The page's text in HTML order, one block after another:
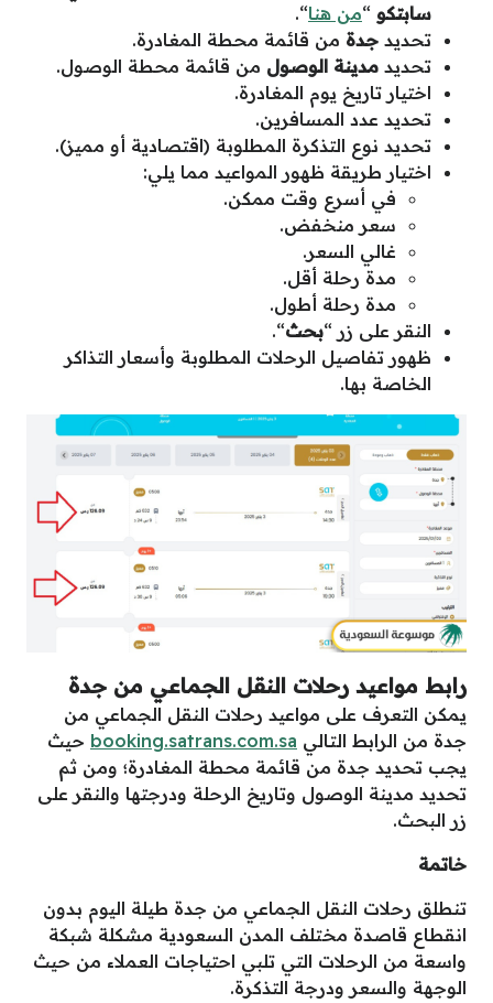
سابتكو “من هنا“.
تحديد جدة من قائمة محطة المغادرة.
تحديد مدينة الوصول من قائمة محطة الوصول.
اختيار تاريخ يوم المغادرة.
تحديد عدد المسافرين.
تحديد نوع التذكرة المطلوبة (اقتصادية أو مميز).
اختيار طريقة ظهور المواعيد مما يلي:
في أسرع وقت ممكن.
سعر منخفض.
غالي السعر.
مدة رحلة أقل.
مدة رحلة أطول.
النقر على زر “بحث“.
ظهور تفاصيل الرحلات المطلوبة وأسعار التذاكر
الخاصة بها.
رابط مواعيد رحلات النقل الجماعي من جدة
يمكن التعرف على مواعيد رحلات النقل الجماعي من
جدة من الرابط التالي booking.satrans.com.sa حيث
يجب تحديد جدة من قائمة محطة المغادرة؛ ومن ثم
تحديد مدينة الوصول وتاريخ الرحلة ودرجتها والنقر على
زر البحث.
خاتمة
تنطلق رحلات النقل الجماعي من جدة طيلة اليوم بدون
انقطاع قاصدة مختلف المدن السعودية مشكلة شبكة
واسعة من الرحلات التي تلبي احتياجات العملاء من حيث
الوجهة والسعر ودرجة التذكرة.